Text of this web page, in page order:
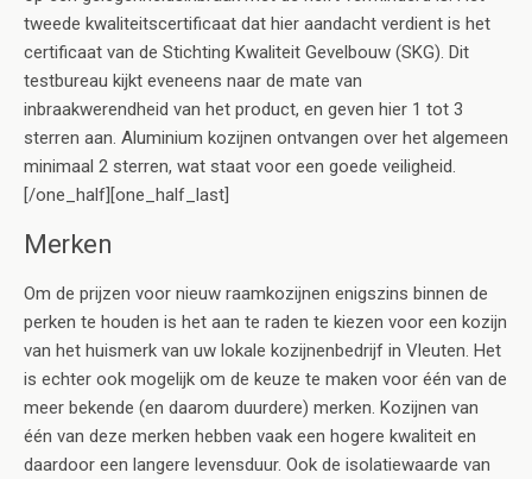
tweede kwaliteitscertificaat dat hier aandacht verdient is het
certificaat van de Stichting Kwaliteit Gevelbouw (SKG). Dit
testbureau kijkt eveneens naar de mate van
inbraakwerendheid van het product, en geven hier 1 tot 3
sterren aan. Aluminium kozijnen ontvangen over het algemeen
minimaal 2 sterren, wat staat voor een goede veiligheid.
[/one_half][one_half_last]
Merken
Om de prijzen voor nieuw raamkozijnen enigszins binnen de
perken te houden is het aan te raden te kiezen voor een kozijn
van het huismerk van uw lokale kozijnenbedrijf in Vleuten. Het
is echter ook mogelijk om de keuze te maken voor één van de
meer bekende (en daarom duurdere) merken. Kozijnen van
één van deze merken hebben vaak een hogere kwaliteit en
daardoor een langere levensduur. Ook de isolatiewaarde van